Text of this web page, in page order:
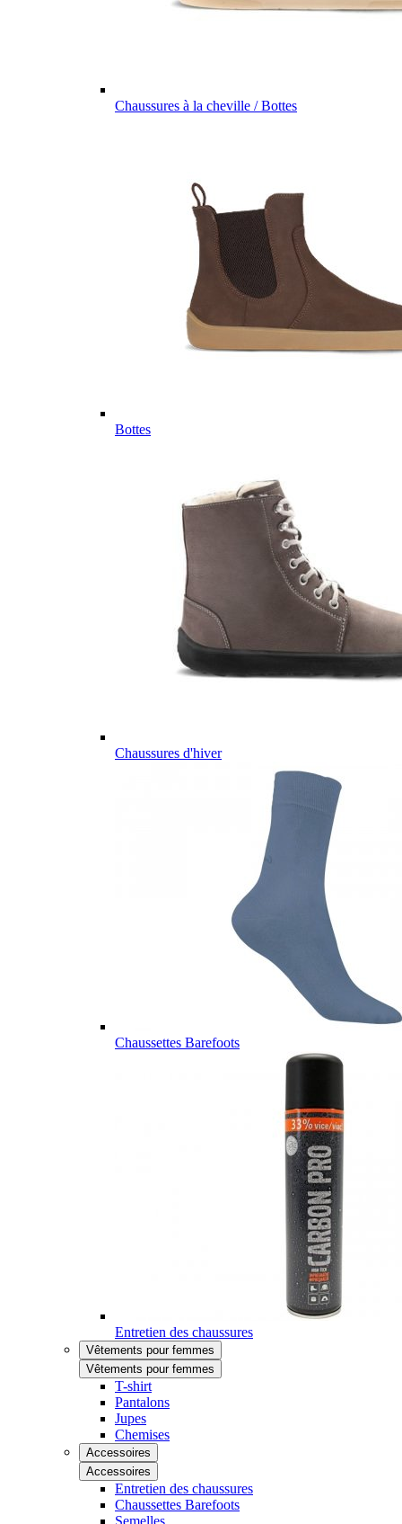
Chaussures à la cheville / Bottes
Bottes
Chaussures d'hiver
Chaussettes Barefoots
Entretien des chaussures
Vêtements pour femmes
Vêtements pour femmes
T-shirt
Pantalons
Jupes
Chemises
Accessoires
Accessoires
Entretien des chaussures
Chaussettes Barefoots
Semelles